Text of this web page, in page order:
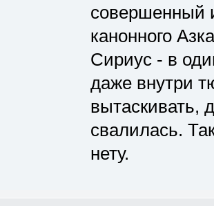
совершенный
канонного
Сириус - в
даже внутри
вытаскивать,
свалилась.
нету.